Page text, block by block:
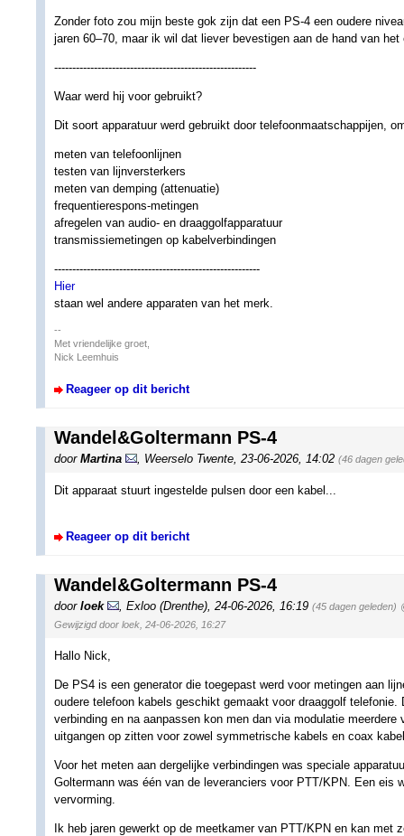
Zonder foto zou mijn beste gok zijn dat een PS-4 een oudere
jaren 60–70, maar ik wil dat liever bevestigen aan de hand van
--------------------------------------------------------
Waar werd hij voor gebruikt?
Dit soort apparatuur werd gebruikt door telefoonmaatschappijen,
meten van telefoonlijnen
testen van lijnversterkers
meten van demping (attenuatie)
frequentierespons-metingen
afregelen van audio- en draaggolfapparatuur
transmissiemetingen op kabelverbindingen
---------------------------------------------------------
Hier
staan wel andere apparaten van het merk.
--
Met vriendelijke groet,
Nick Leemhuis
Reageer op dit bericht
Wandel&Goltermann PS-4
door Martina , Weerselo Twente, 23-06-2026, 14:02 (46 dagen
Dit apparaat stuurt ingestelde pulsen door een kabel...
Reageer op dit bericht
Wandel&Goltermann PS-4
door loek Exloo (Drenthe) 24-06-2026, 16:19 (45 dagen geleden)
Gewijzigd door loek, 24-06-2026, 16:27
Hallo Nick,
De PS4 is een generator die toegepast werd voor metingen aan
oudere telefoon kabels geschikt gemaakt voor draaggolf
verbinding en na aanpassen kon men dan via modulatie
uitgangen op zitten voor zowel symmetrische kabels en coax
Voor het meten aan dergelijke verbindingen was speciale
Goltermann was één van de leveranciers voor PTT/KPN. Een eis
vervorming.
Ik heb jaren gewerkt op de meetkamer van PTT/KPN en kan